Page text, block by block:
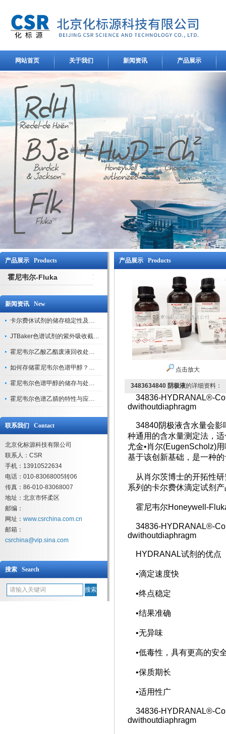
网站首页 关于我们 新闻资讯 产品展示
产品展示 Products
霍尼韦尔-Fluka
新闻资讯 New
卡尔费休试剂的储存稳定性及开封后有效期验证
JTBaker色谱试剂的紫外吸收截止波长与背景干扰
霍尼韦尔乙酸乙酯废液回收处理方法与环保处置建议
如何存储霍尼韦尔色谱甲醇？避光、密封、远离火源
霍尼韦尔色谱甲醇的储存与处理注意事项
霍尼韦尔色谱乙腈的特性与应用领域解析
联系我们 Contact
北京化标源科技有限公司
联系人：CSR
手机：13910522634
电话：010-83068005转06
传真：86-010-83068007
地址：北京市怀柔区
邮编：
网址： www.csrchina.com.cn
邮箱：
csrchina@vip.sina.com
搜索 Search
产品展示 Products
点击放大
3483634840 阴极液的详细资料：
34836-HYDRANAL®-
dwithoutdiaphragm
34840阴极液含水量会影
种通用的含水量测定法，
尤金•肖尔(EugenScholz)
基于该创新基础，是一种
从肖尔茨博士的开拓性研
系列的卡尔费休滴定试剂
霍尼韦尔Honeywell-
34836-HYDRANAL®-
dwithoutdiaphragm
HYDRANAL试剂的优点
•滴定速度快
•终点稳定
•结果准确
•无异味
•低毒性，具有更高的安
•保质期长
•适用性广
34836-HYDRANAL®-
dwithoutdiaphragm